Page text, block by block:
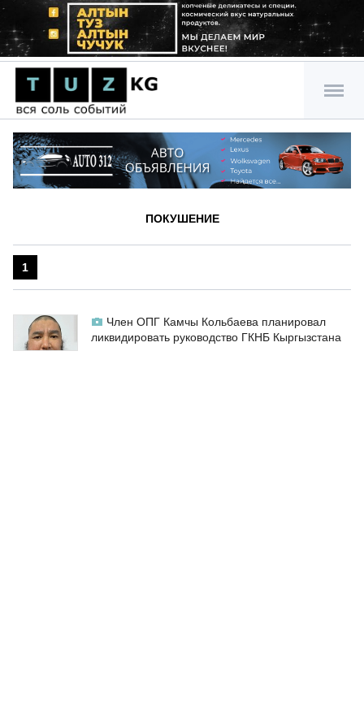
ПОКУШЕНИЕ
1
Член ОПГ Камчы Кольбаева планировал
ликвидировать руководство ГКНБ Кыргызстана